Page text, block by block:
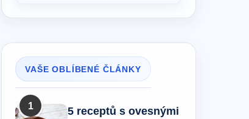
VAŠE OBLÍBENÉ ČLÁNKY
1
5 receptů s ovesnými